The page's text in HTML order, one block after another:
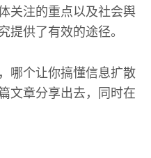
关注的重点以及社会舆
提供了有效的途径。
哪个让你搞懂信息扩散
文章分享出去，同时在